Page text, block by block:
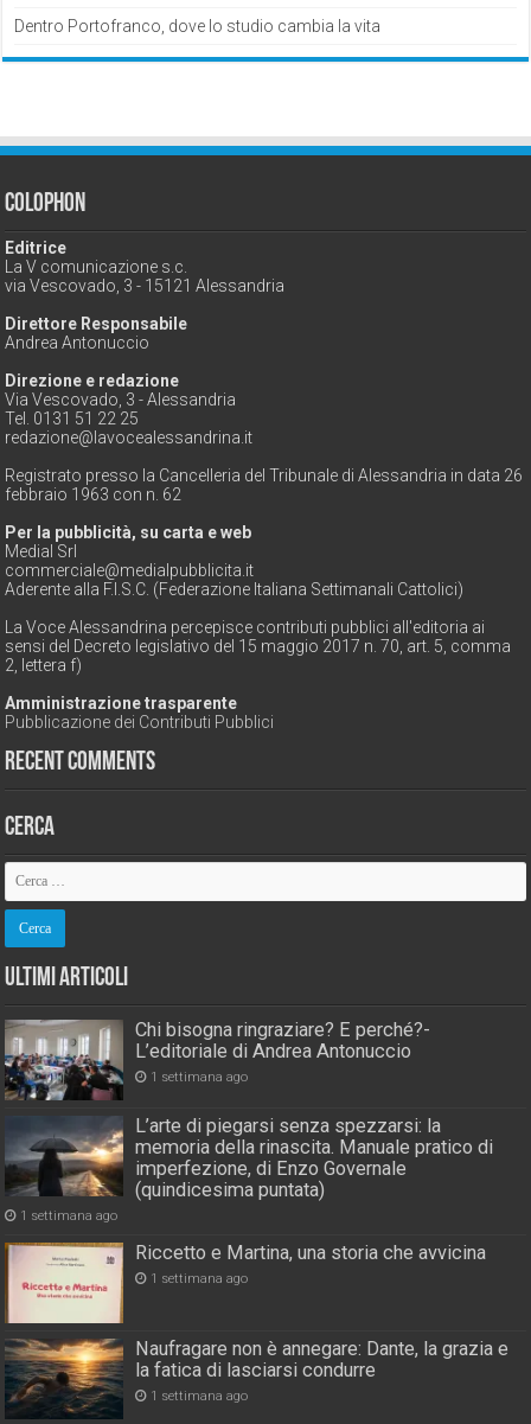
Dentro Portofranco, dove lo studio cambia la vita
Colophon
Editrice
La V comunicazione s.c.
via Vescovado, 3 - 15121 Alessandria
Direttore Responsabile
Andrea Antonuccio
Direzione e redazione
Via Vescovado, 3 - Alessandria
Tel. 0131 51 22 25
redazione@lavocealessandrina.it
Registrato presso la Cancelleria del Tribunale di Alessandria in data 26
febbraio 1963 con n. 62
Per la pubblicità, su carta e web
Medial Srl
commerciale@medialpubblicita.it
Aderente alla F.I.S.C. (Federazione Italiana Settimanali Cattolici)
La Voce Alessandrina percepisce contributi pubblici all'editoria ai
sensi del Decreto legislativo del 15 maggio 2017 n. 70, art. 5, comma
2, lettera f)
Amministrazione trasparente
Pubblicazione dei Contributi Pubblici
Recent Comments
Cerca
Ultimi Articoli
Chi bisogna ringraziare? E perché?-
L’editoriale di Andrea Antonuccio
1 settimana ago
L’arte di piegarsi senza spezzarsi: la
memoria della rinascita. Manuale pratico di
imperfezione, di Enzo Governale
(quindicesima puntata)
1 settimana ago
Riccetto e Martina, una storia che avvicina
1 settimana ago
Naufragare non è annegare: Dante, la grazia e
la fatica di lasciarsi condurre
1 settimana ago